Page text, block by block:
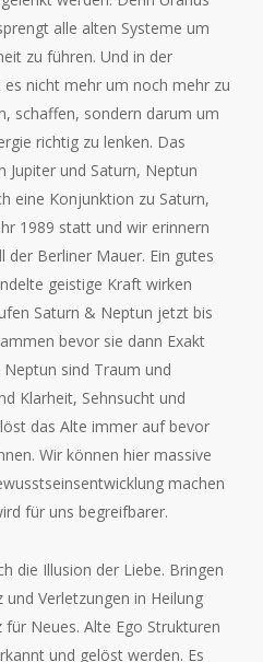
alle alten Systeme um
zu führen. Und in der
nicht mehr um noch mehr zu
schaffen, sondern darum um
richtig zu lenken. Das
Jupiter und Saturn, Neptun
eine Konjunktion zu Saturn,
1989 statt und wir erinnern
der Berliner Mauer. Ein gutes
geistige Kraft wirken
Saturn & Neptun jetzt bis
bevor sie dann Exakt
sind Traum und
Klarheit, Sehnsucht und
das Alte immer auf bevor
Wir können hier massive
machen
für uns begreifbarer.
die Illusion der Liebe. Bringen
und Verletzungen in Heilung
für Neues. Alte Ego Strukturen
und gelöst werden. Es